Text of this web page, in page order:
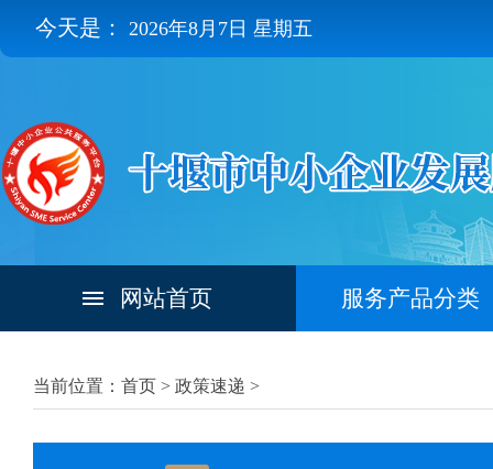
今天是： 2026年8月7日 星期五
网站首页 服务产品分类
当前位置：首页 > 政策速递 >